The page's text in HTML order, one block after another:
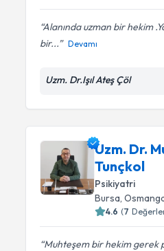
Alanında uzman bir hekim
bir...
Devamı
Uzm. Dr.Işıl Ateş Çöl
Uzm. Dr.
Tunçkol
Psikiyatri
Bursa,
4.6 (7
Muhteşem bir hekim gerek